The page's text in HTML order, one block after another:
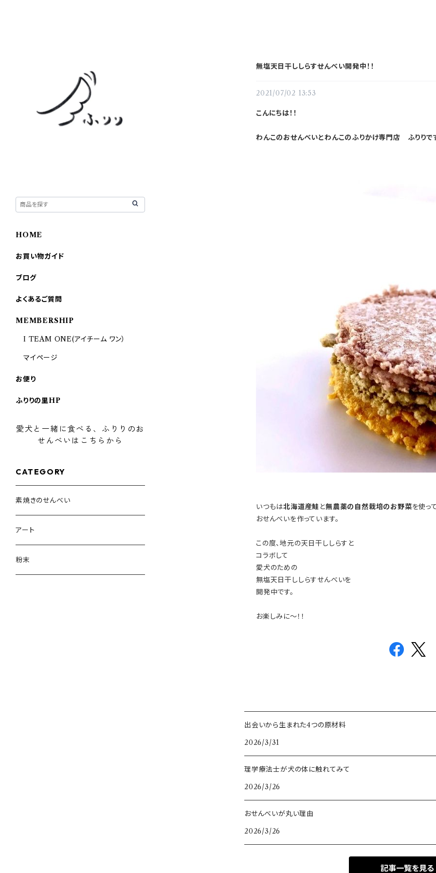
無塩天日干ししらすせんべい開発中！！
2021/07/02 13:53
こんにちは！！
わんこのおせんべいとわんこのふりかけ専門店 ふりりで
いつもは北海道産鮭と無農薬の自然栽培のお野菜を使っ
おせんべいを作っています。
この度、地元の天日干ししらすと
コラボして
愛犬のための
無塩天日干ししらすせんべいを
開発中です。
お楽しみに～！！
出会いから生まれた4つの原材料
2026/3/31
理学療法士が犬の体に触れてみて
2026/3/26
おせんべいが丸い理由
2026/3/26
記事一覧を見る
HOME
お買い物ガイド
ブログ
よくあるご質問
MEMBERSHIP
I TEAM ONE(アイチーム ワン）
マイページ
お便り
ふりりの里HP
愛犬と一緒に食べる、ふりりのお
せんべいはこちらから
CATEGORY
素焼きのせんべい
アート
粉末